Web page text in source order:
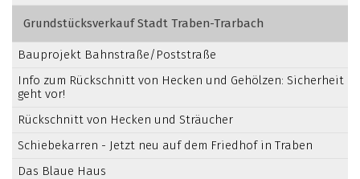
Grundstücksverkauf Stadt Traben-Trarbach
Bauprojekt Bahnstraße/Poststraße
Info zum Rückschnitt von Hecken und Gehölzen: Sicherheit
geht vor!
Rückschnitt von Hecken und Sträucher
Schiebekarren - Jetzt neu auf dem Friedhof in Traben
Das Blaue Haus